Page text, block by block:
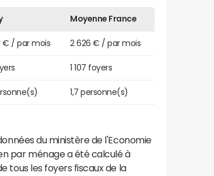
Moyenne France
€ / par mois 2 626 € / par mois
1 107 foyers
1,7 personne(s)
du ministère de l'Economie
par ménage a été calculé à
tous les foyers fiscaux de la